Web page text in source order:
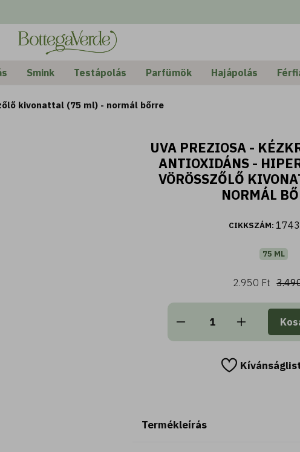
Smink Testápolás Parfümök Hajápolás
kivonattal (75 ml) - normál bőrre
UVA PREZIOSA -
ANTIOXIDÁNS -
VÖRÖSSZŐLŐ
NORMÁL
CIKKSZÁM:
75 ML
2.950 Ft
Termékleírás